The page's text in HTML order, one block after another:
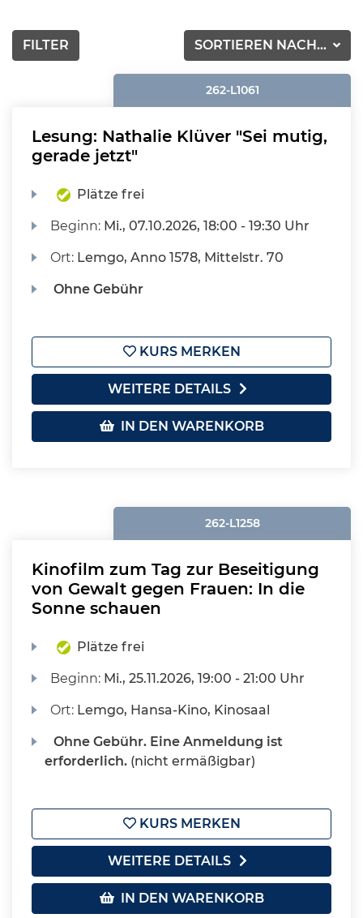
SORTIEREN NACH...
FILTER
262-L1061
Lesung: Nathalie Klüver "Sei mutig,
gerade jetzt"
Plätze frei
Beginn: Mi., 07.10.2026, 18:00 - 19:30 Uhr
Ort: Lemgo, Anno 1578, Mittelstr. 70
Ohne Gebühr
KURS MERKEN
WEITERE DETAILS
IN DEN WARENKORB
262-L1258
Kinofilm zum Tag zur Beseitigung
von Gewalt gegen Frauen: In die
Sonne schauen
Plätze frei
Beginn: Mi., 25.11.2026, 19:00 - 21:00 Uhr
Ort: Lemgo, Hansa-Kino, Kinosaal
Ohne Gebühr. Eine Anmeldung ist
erforderlich. (nicht ermäßigbar)
KURS MERKEN
WEITERE DETAILS
IN DEN WARENKORB